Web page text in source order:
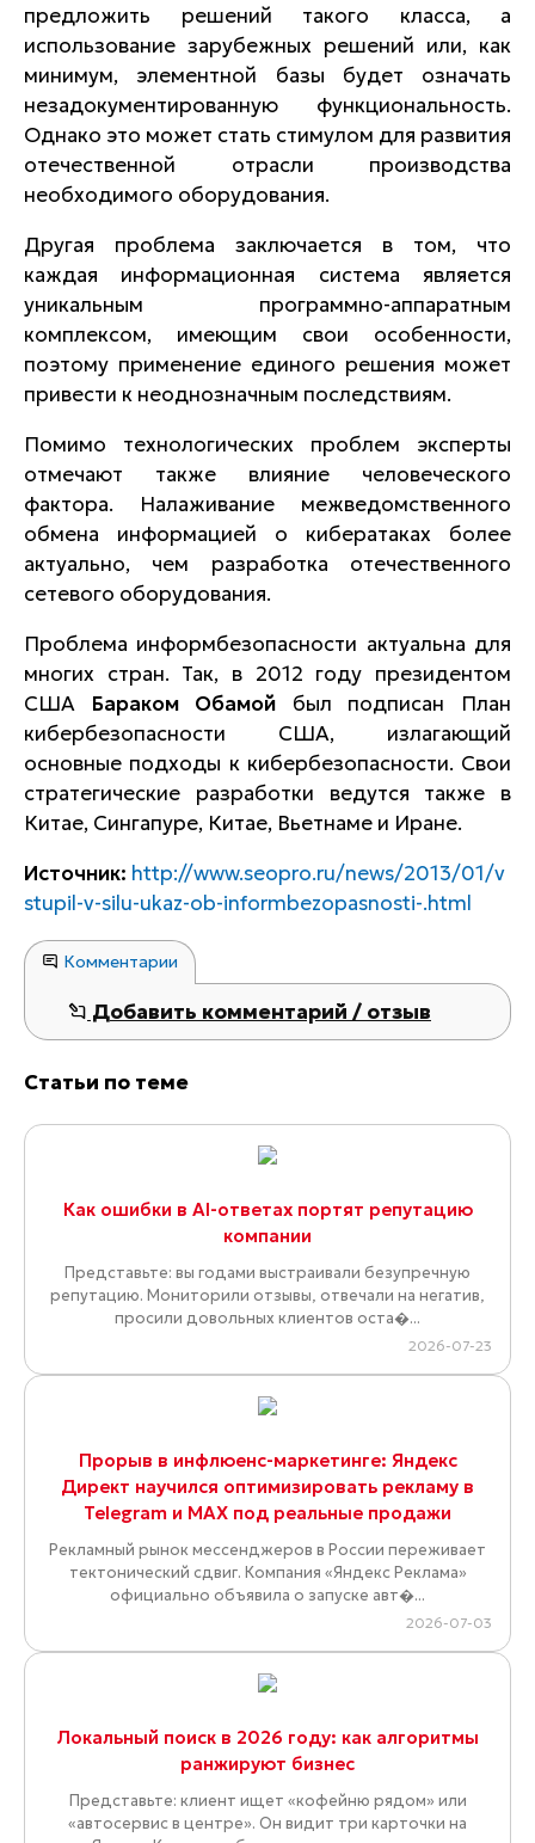
предложить решений такого класса, а
использование зарубежных решений или, как
минимум, элементной базы будет означать
незадокументированную функциональность.
Однако это может стать стимулом для развития
отечественной отрасли производства
необходимого оборудования.
Другая проблема заключается в том, что
каждая информационная система является
уникальным программно-аппаратным
комплексом, имеющим свои особенности,
поэтому применение единого решения может
привести к неоднозначным последствиям.
Помимо технологических проблем эксперты
отмечают также влияние человеческого
фактора. Налаживание межведомственного
обмена информацией о кибератаках более
актуально, чем разработка отечественного
сетевого оборудования.
Проблема информбезопасности актуальна для
многих стран. Так, в 2012 году президентом
США Бараком Обамой был подписан План
кибербезопасности США, излагающий
основные подходы к кибербезопасности. Свои
стратегические разработки ведутся также в
Китае, Cингапуре, Китае, Вьетнаме и Иране.
Источник: http://www.seopro.ru/news/2013/01/v
stupil-v-silu-ukaz-ob-informbezopasnosti-.html
Комментарии
Добавить комментарий / отзыв
Статьи по теме
Как ошибки в AI-ответах портят репутацию
компании
Представьте: вы годами выстраивали безупречную
репутацию. Мониторили отзывы, отвечали на негатив,
просили довольных клиентов оста�...
2026-07-23
Прорыв в инфлюенс-маркетинге: Яндекс
Директ научился оптимизировать рекламу в
Telegram и MAX под реальные продажи
Рекламный рынок мессенджеров в России переживает
тектонический сдвиг. Компания «Яндекс Реклама»
официально объявила о запуске авт�...
2026-07-03
Локальный поиск в 2026 году: как алгоритмы
ранжируют бизнес
Представьте: клиент ищет «кофейню рядом» или
«автосервис в центре». Он видит три карточки на